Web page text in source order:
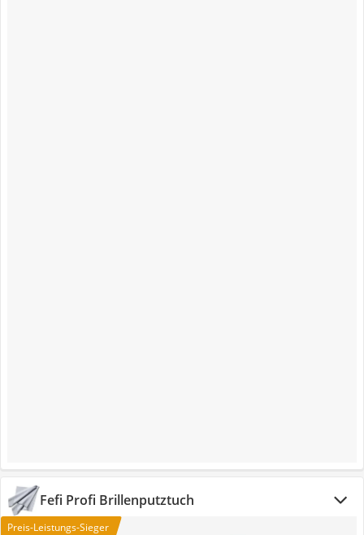
Fefi Profi Brillenputztuch
Preis-Leistungs-Sieger